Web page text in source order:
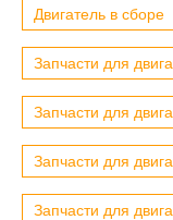
Двигатель в сборе
Запчасти для
Запчасти для
Запчасти для
Запчасти для